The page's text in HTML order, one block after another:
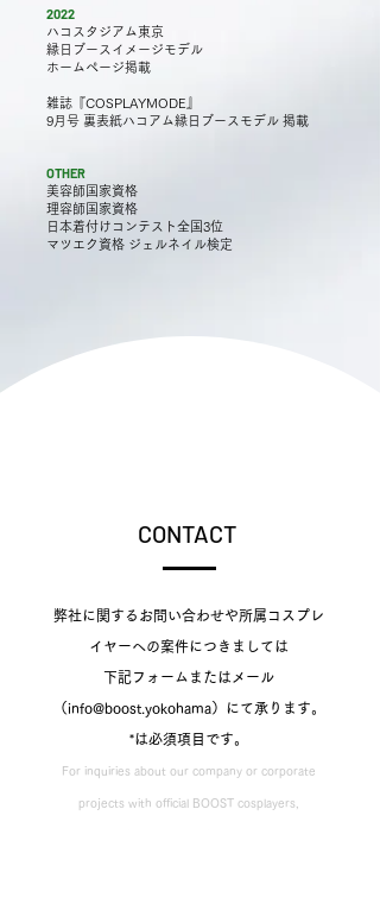
2022
ハコスタジアム東京
縁日ブースイメージモデル
ホームページ掲載
雑誌『COSPLAYMODE』
9月号 裏表紙ハコアム縁日ブースモデル 掲載
OTHER
美容師国家資格
理容師国家資格
日本着付けコンテスト全国3位
マツエク資格 ジェルネイル検定
CONTACT
弊社に関するお問い合わせや所属コスプレ
イヤーへの案件につきましては
下記フォームまたはメール
（info@boost.yokohama）にて承ります。​
*は必須項目です。
For inquiries about our company or corporate
projects with official BOOST cosplayers,